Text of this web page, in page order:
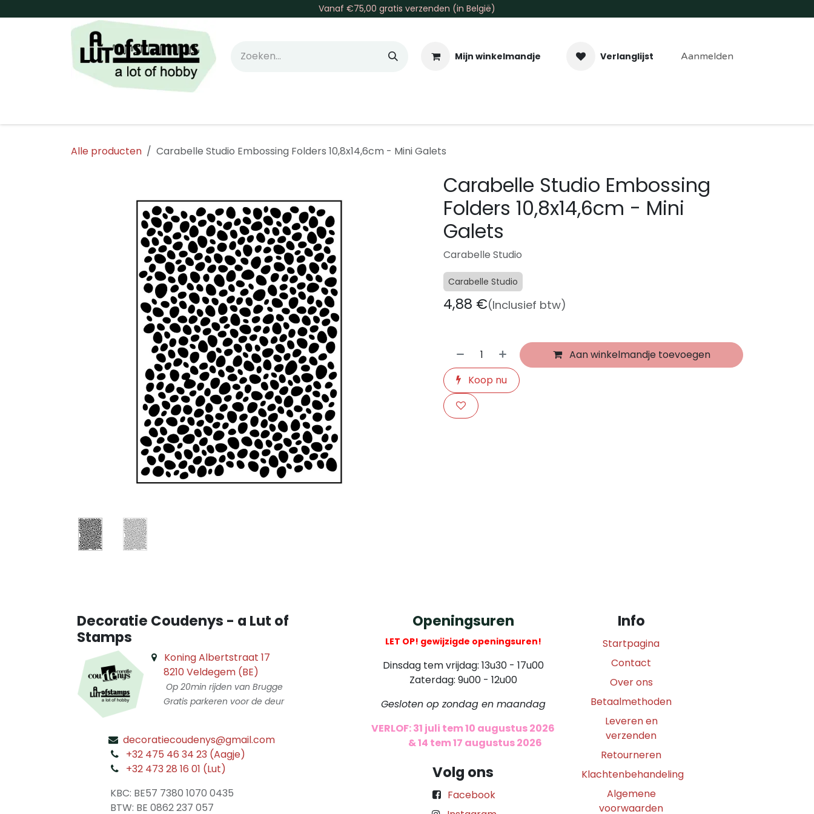
Vanaf €75,00 gratis verzenden (in België)
Mijn winkelmandje Verlanglijst Aanmelden
Alle producten Carabelle Studio Embossing Folders 10,8x14,6cm - Mini Galets
Carabelle Studio Embossing
Folders 10,8x14,6cm - Mini
Galets
Carabelle Studio
Carabelle Studio
4,88 €(Inclusief btw)
Aan winkelmandje toevoegen
Koop nu
Decoratie Coudenys - a Lut of
Stamps
Koning Albertstraat 17
8210 Veldegem (BE)
Op 20min rijden van Brugge
Gratis parkeren voor de deur
decoratiecoudenys@gmail.com
+32 475 46 34 23 (Aagje)
+32 473 28 16 01 (Lut)
KBC: BE57 7380 1070 0435
​ BTW: BE 0862 237 057
Openingsuren
LET OP! gewijzigde openingsuren!
Dinsdag tem vrijdag: 13u30 - 17u00
Zaterdag: 9u00 - 12u00
Gesloten op zondag en maandag
VERLOF: 31 juli tem 10 augustus 2026
& 14 tem 17 augustus 2026
Info
Startpagina
Contact
Over ons
Betaalmethoden
Leveren en
verzenden
Retourneren
Klachtenbehandeling
Algemene
voorwaarden
Volg ons
Facebook